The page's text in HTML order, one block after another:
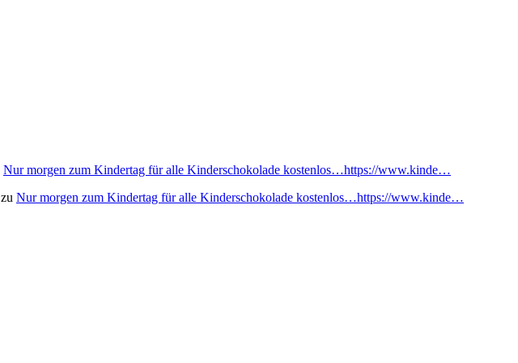
Nur morgen zum Kindertag für alle Kinderschokolade kostenlos…https://www.kinde…
zu Nur morgen zum Kindertag für alle Kinderschokolade kostenlos…https://www.kinde…